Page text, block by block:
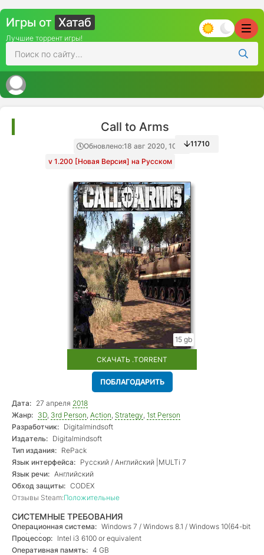
Игры от Хатаб
Лучшие торрент игры!
Call to Arms
Обновлено:18 авг 2020, 10:35
v 1.200 [Новая Версия] на Русском
11710
15 gb
СКАЧАТЬ .TORRENT
ПОБЛАГОДАРИТЬ
Дата: 27 апреля 2018
Жанр: 3D, 3rd Person, Action, Strategy, 1st Person
Разработчик: Digitalmindsoft
Издатель: Digitalmindsoft
Тип издания: RePack
Язык интерфейса: Русский / Английский |MULTi 7
Язык речи: Английский
Обход защиты: CODEX
Отзывы Steam:Положительные
СИСТЕМНЫЕ ТРЕБОВАНИЯ
Операционная система: Windows 7 / Windows 8.1 / Windows 10(64-bit
versions)
Процессор: Intel i3 6100 or equivalent
Оперативная память: 4 GB